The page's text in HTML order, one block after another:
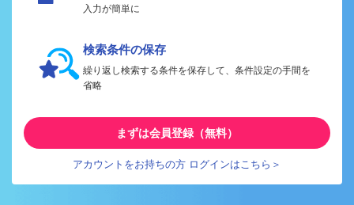
入力が簡単に
検索条件の保存
繰り返し検索する条件を保存して、条件設定の手間を
省略
まずは会員登録（無料）
アカウントをお持ちの方 ログインはこちら＞